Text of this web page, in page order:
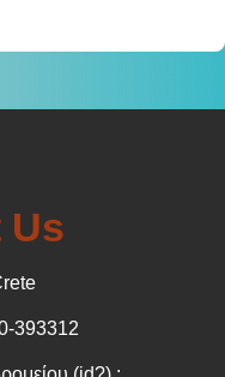
Us
393312